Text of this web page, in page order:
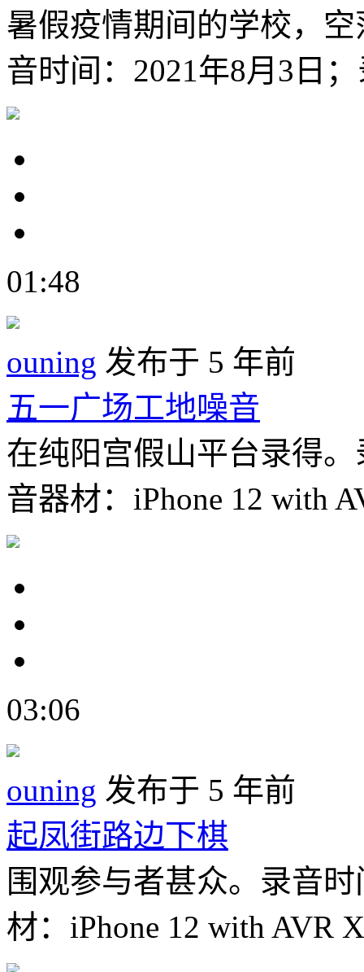
暑假疫情期间的学校，
音时间：2021年8月3日
01:48
ouning 发布于 5 年前
五一广场工地噪音
在纯阳宫假山平台录得
音器材：iPhone 12 with
03:06
ouning 发布于 5 年前
起凤街路边下棋
围观参与者甚众。录音
材：iPhone 12 with AVR X